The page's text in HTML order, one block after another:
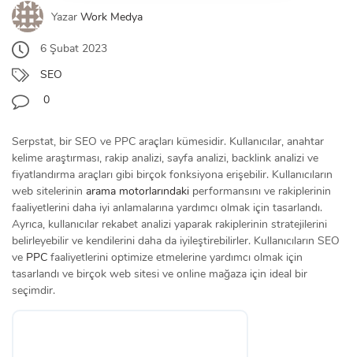
Yazar Work Medya
6 Şubat 2023
SEO
0
Serpstat, bir SEO ve PPC araçları kümesidir. Kullanıcılar, anahtar
kelime araştırması, rakip analizi, sayfa analizi, backlink analizi ve
fiyatlandırma araçları gibi birçok fonksiyona erişebilir. Kullanıcıların
web sitelerinin arama motorlarındaki performansını ve rakiplerinin
faaliyetlerini daha iyi anlamalarına yardımcı olmak için tasarlandı.
Ayrıca, kullanıcılar rekabet analizi yaparak rakiplerinin stratejilerini
belirleyebilir ve kendilerini daha da iyileştirebilirler. Kullanıcıların SEO
ve PPC faaliyetlerini optimize etmelerine yardımcı olmak için
tasarlandı ve birçok web sitesi ve online mağaza için ideal bir
seçimdir.